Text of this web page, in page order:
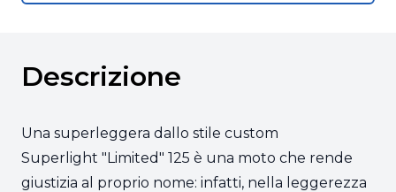
Descrizione
Una superleggera dallo stile custom
Superlight "Limited" 125 è una moto che rende
giustizia al proprio nome: infatti, nella leggerezza